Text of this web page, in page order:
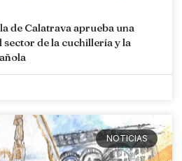
de Calatrava aprueba una
de la cuchillería y la
NOTICIAS